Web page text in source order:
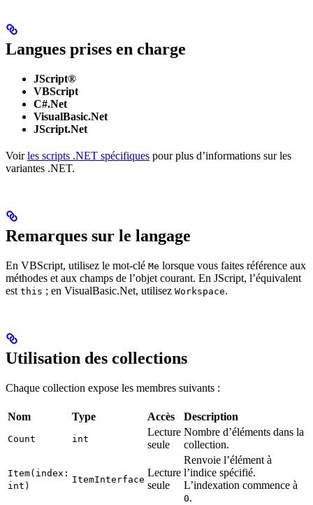
Langues prises en charge
JScript®
VBScript
C#.Net
VisualBasic.Net
JScript.Net
Voirles scripts .NET spécifiques pour plus d’informations sur les
variantes .NET.
Remarques sur le langage
En VBScript, utilisez le mot-clé Me lorsque vous faites référence aux
méthodes et aux champs de l’objet courant. En JScript, l’équivalent
est this ; en VisualBasic.Net, utilisez Workspace.
Utilisation des collections
Chaque collection expose les membres suivants :
Nom Type Accès Description
Count int
Lecture
seule
Nombre d’éléments dans la
collection.
Item(index:
int)
ItemInterface
Lecture
seule
Renvoie l’élément à
l’indice spécifié.
L’indexation commence à
0.